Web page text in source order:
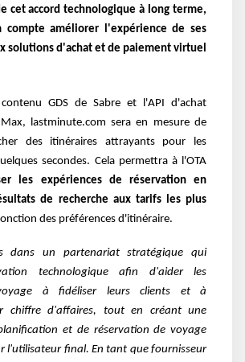
cet accord technologique à long terme,
compteaméliorer l'expérience de ses
solutions d'achat et de paiement virtuel
GDS de Sabre et l'API d'achat
Max, lastminute.com seraen mesure de
des itinéraires attrayants pour les
secondes. Cela permettra à l'OTA
les expériences de réservation en
de recherche aux tarifs les plus
des préférences d'itinéraire.
dans un partenariat stratégique qui
technologique afin d'aider les
à fidéliser leurs clients et à
chiffre d'affaires, tout en créant une
et de réservation de voyage
l'utilisateur final.En tant que fournisseur